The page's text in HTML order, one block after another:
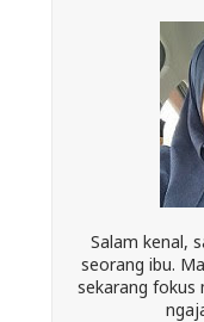
Salam kenal,
seorang ibu.
sekarang fokus